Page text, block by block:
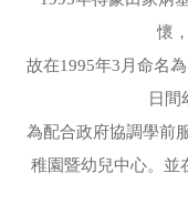
懷
故在1995年3月命名
日間
為配合政府協調學前
稚園暨幼兒中心。並